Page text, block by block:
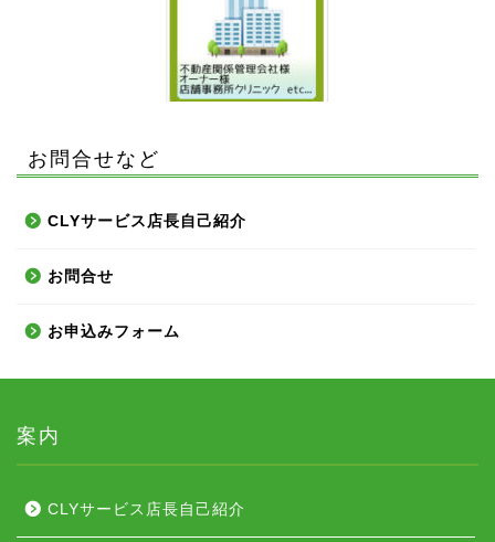
お問合せなど
CLYサービス店長自己紹介
お問合せ
お申込みフォーム
案内
CLYサービス店長自己紹介